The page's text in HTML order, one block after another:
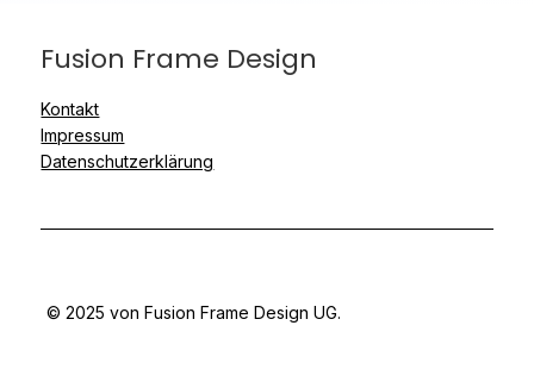
Fusion Frame Design
Kontakt
Impressum
Datenschutzerklärung
© 2025 von Fusion Frame Design UG.